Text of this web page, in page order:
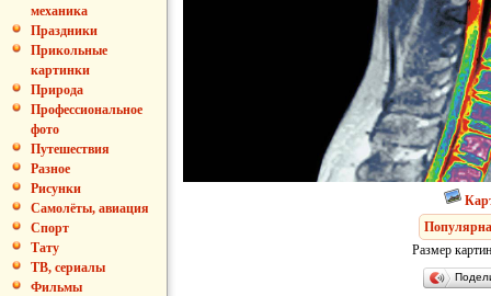
механика
Праздники
Прикольные
картинки
Природа
Профессиональное
фото
Путешествия
Разное
Рисунки
Самолёты, авиация
Спорт
Тату
ТВ, сериалы
Фильмы
Размер